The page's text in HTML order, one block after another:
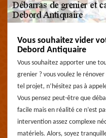
Vous souhaitez vider
Debord Antiquaire
Vous souhaitez apporter une
grenier ? vous voulez le rénover
tel projet, n’hésitez pas à
Vous pensez peut-être que
facile mais en réalité ce n’est
intervention assez complexe
matériels. Alors, soyez